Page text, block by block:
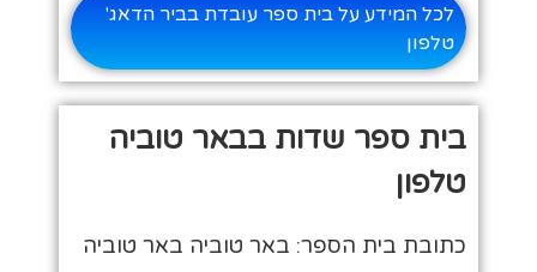
לכל המידע על בית ספר עובדת בביר הדאג'
טלפון
בית ספר שדות בבאר טוביה
טלפון
כתובת בית הספר: באר טוביה באר טוביה